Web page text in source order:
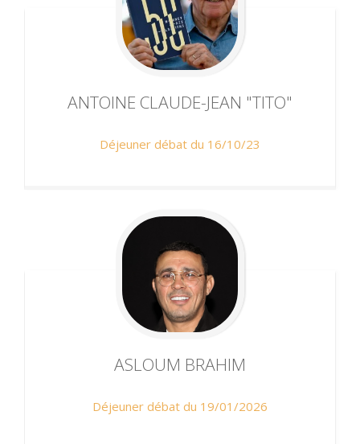
ANTOINE CLAUDE-JEAN "TITO"
Déjeuner débat du 16/10/23
ASLOUM BRAHIM
Déjeuner débat du 19/01/2026